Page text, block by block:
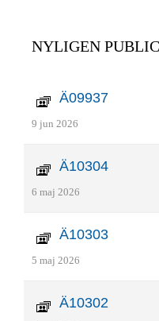
NYLIGEN
Ä09937
9 jun 2026
Ä10304
6 maj 2026
Ä10303
5 maj 2026
Ä10302